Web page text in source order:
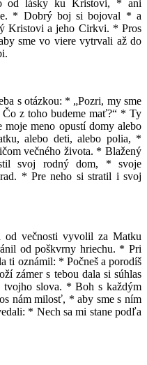
od lásky ku Kristovi, * ani
* Dobrý boj si bojoval * a
Kristovi a jeho Cirkvi. * Pros
sme vo viere vytrvali až do
s otázkou: * „Pozri, my sme
z toho budeme mať?“ * Ty
meno opustí domy alebo
alebo deti, alebo polia, *
večného života. * Blažený
svoj rodný dom, * svoje
* Pre neho si stratil i svoj
večnosti vyvolil za Matku
od poškvrny hriechu. * Pri
ti oznámil: * Počneš a porodíš
zámer s tebou dala si súhlas
slova. * Boh s každým
nám milosť, * aby sme s ním
* Nech sa mi stane podľa